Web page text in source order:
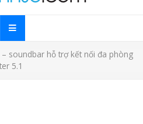
– soundbar hỗ trợ kết nối đa phòng
5.1